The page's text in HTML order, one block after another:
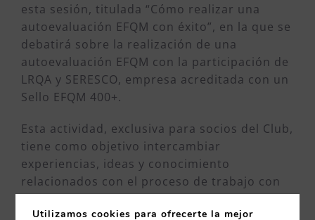
esta sesión, titulada “Cómo realizar una
autoevaluación EFQM con éxito”, en la que se
debatirá sobre la realización de una
autoevaluación EFQM con la participación de
LRQA y SERESCO, empresa acreditada con un
Sello EFQM 400+.
Esta actividad, exclusiva para socios del Club,
tiene como objetivo intercambiar
experiencias, ideas y conocimiento
relacionados con el proceso de trabajo con
el Modelo EFQM, así como poner en contacto
a profesionales y empresas que trabajan en
Utilizamos cookies para ofrecerte la mejor